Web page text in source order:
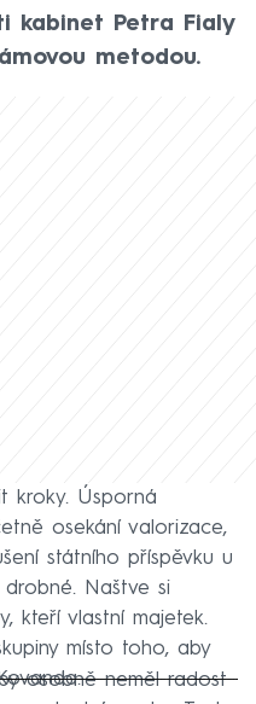
kabinet Petra Fialy
metodou.
kroky. Úsporná
osekání valorizace,
státního příspěvku u
Naštve si
kteří vlastní majetek.
místo toho, aby
osobně neměl radost